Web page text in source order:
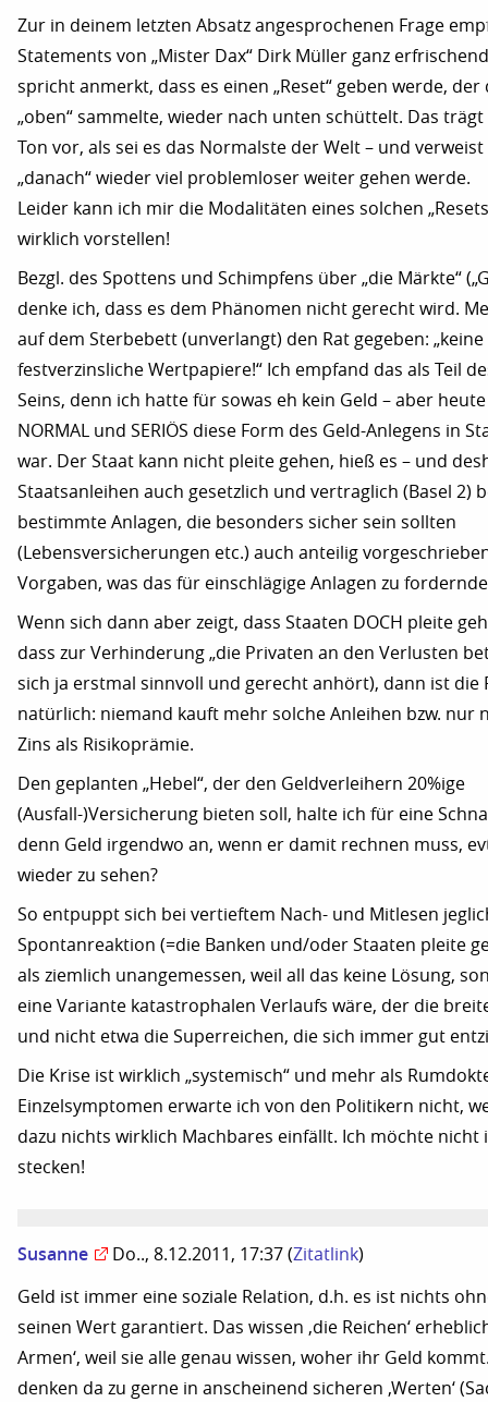
Zur in deinem letzten Absatz angesprochenen Frage
Statements von „Mister Dax“ Dirk Müller ganz
spricht anmerkt, dass es einen „Reset“ geben werde, der
„oben“ sammelte, wieder nach unten schüttelt. Das
Ton vor, als sei es das Normalste der Welt – und
„danach“ wieder viel problemloser weiter gehen werde.
Leider kann ich mir die Modalitäten eines solchen
wirklich vorstellen!
Bezgl. des Spottens und Schimpfens über „die Märkte“
denke ich, dass es dem Phänomen nicht gerecht wird.
auf dem Sterbebett (unverlangt) den Rat gegeben:
festverzinsliche Wertpapiere!“ Ich empfand das als Teil
Seins, denn ich hatte für sowas eh kein Geld – aber
NORMAL und SERIÖS diese Form des Geld-Anlegens in
war. Der Staat kann nicht pleite gehen, hieß es – und
Staatsanleihen auch gesetzlich und vertraglich (Basel 2)
bestimmte Anlagen, die besonders sicher sein sollten
(Lebensversicherungen etc.) auch anteilig
Vorgaben, was das für einschlägige Anlagen zu
Wenn sich dann aber zeigt, dass Staaten DOCH pleite
dass zur Verhinderung „die Privaten an den Verlusten
sich ja erstmal sinnvoll und gerecht anhört), dann ist die
natürlich: niemand kauft mehr solche Anleihen bzw. nur
Zins als Risikoprämie.
Den geplanten „Hebel“, der den Geldverleihern 20%ige
(Ausfall-)Versicherung bieten soll, halte ich für eine
denn Geld irgendwo an, wenn er damit rechnen muss,
wieder zu sehen?
So entpuppt sich bei vertieftem Nach- und Mitlesen
Spontanreaktion (=die Banken und/oder Staaten pleite
als ziemlich unangemessen, weil all das keine Lösung,
eine Variante katastrophalen Verlaufs wäre, der die
und nicht etwa die Superreichen, die sich immer gut
Die Krise ist wirklich „systemisch“ und mehr als
Einzelsymptomen erwarte ich von den Politikern nicht,
dazu nichts wirklich Machbares einfällt. Ich möchte nicht
stecken!
Susanne Do.., 8.12.2011, 17:37 (Zitatlink)
Geld ist immer eine soziale Relation, d.h. es ist nichts
seinen Wert garantiert. Das wissen ‚die Reichen‘
Armen‘, weil sie alle genau wissen, woher ihr Geld
denken da zu gerne in anscheinend sicheren ‚Werten‘